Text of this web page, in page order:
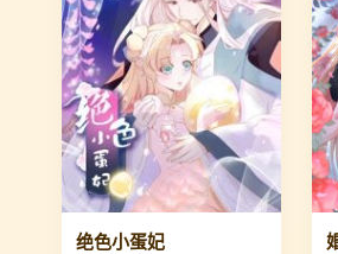
绝色小蛋妃